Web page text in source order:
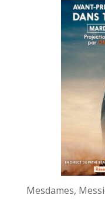
Mesdames,